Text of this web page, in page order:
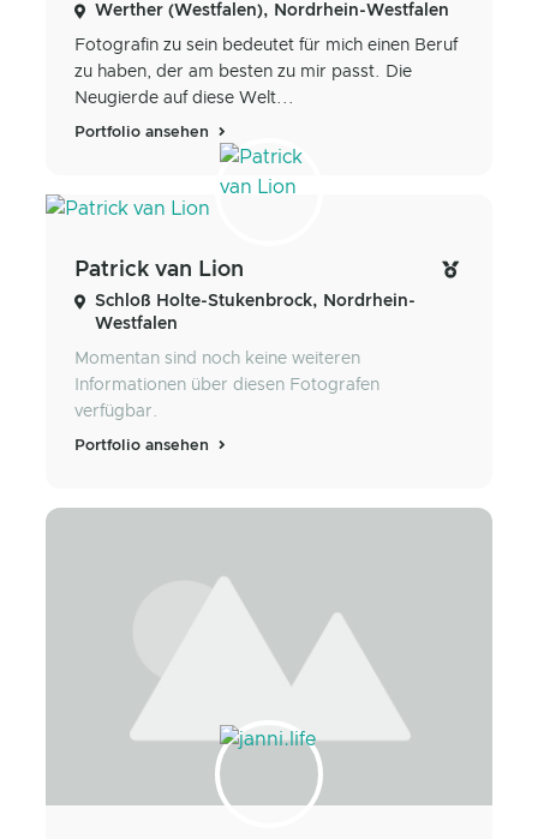
Werther (Westfalen), Nordrhein-Westfalen
Fotografin zu sein bedeutet für mich einen Beruf
zu haben, der am besten zu mir passt. Die
Neugierde auf diese Welt...
Portfolio ansehen
Patrick van Lion
Schloß Holte-Stukenbrock, Nordrhein-
Westfalen
Momentan sind noch keine weiteren
Informationen über diesen Fotografen
verfügbar.
Portfolio ansehen